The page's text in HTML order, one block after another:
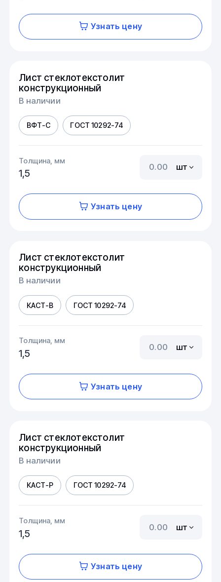
Узнать цену
Лист стеклотекстолит
конструкционный
В наличии
ВФТ-С ГОСТ 10292-74
Толщина, мм
1,5
шт
Узнать цену
Лист стеклотекстолит
конструкционный
В наличии
КАСТ-В ГОСТ 10292-74
Толщина, мм
1,5
шт
Узнать цену
Лист стеклотекстолит
конструкционный
В наличии
КАСТ-Р ГОСТ 10292-74
Толщина, мм
1,5
шт
Узнать цену